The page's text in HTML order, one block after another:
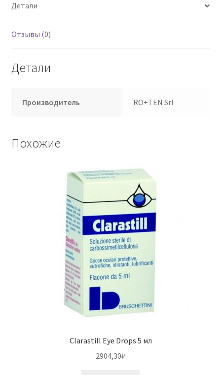
Детали
Отзывы (0)
Детали
Производитель RO+TEN Srl
Похожие
Clarastill Eye Drops 5 мл
2904,30₽